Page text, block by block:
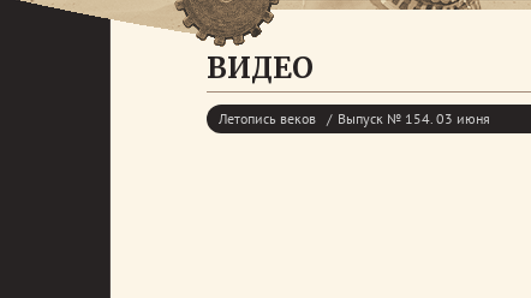
ВИДЕО
Летопись веков Выпуск № 154. 03 июня